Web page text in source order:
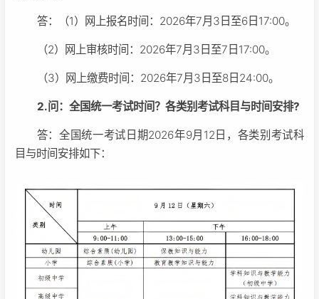
答：（1）网上报名时间：2026年7月3日至6日17:00。
（2）网上审核时间：2026年7月3日至7日17:00。
（3）网上缴费时间：2026年7月3日至8日24:00。
2.问：全国统一考试时间？各类别考试科目与时间安排?
答：全国统一考试日期2026年9月12日，各类别考试科
目与时间安排如下：